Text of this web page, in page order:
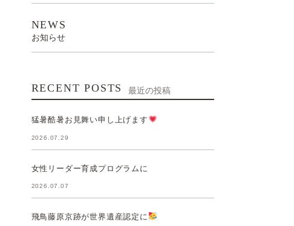
NEWS
お知らせ
RECENT POSTS 最近の投稿
猛暑酷暑お見舞い申し上げます
2026.07.29
女性リーダー育成プログラムに
2026.07.07
飛鳥藤原京跡が世界遺産認定に